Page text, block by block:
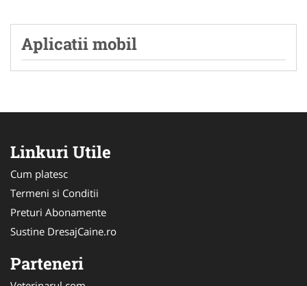
Aplicatii mobil
Linkuri Utile
Cum platesc
Termeni si Conditii
Preturi Abonamente
Sustine DresajCaine.ro
Parteneri